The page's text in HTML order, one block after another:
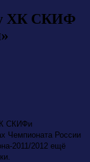
ХК СКИФ
СКИФи
Чемпионата России
2011/2012 ещё